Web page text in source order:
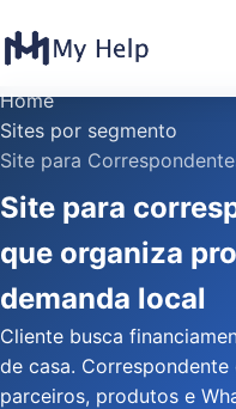
Home
Sites por segmento
Site para
Site para
que organiza
demanda local
Cliente busca
de casa.
parceiros, produtos e